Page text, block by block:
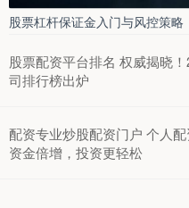
股票杠杆保证金入门与风控策略
股票配资平台排名 权威揭晓
司排行榜出炉
配资专业炒股配资门户 个人
资金倍增，投资更轻松